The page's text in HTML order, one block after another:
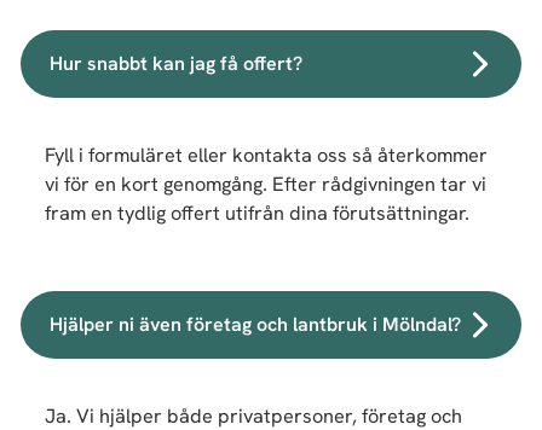
Hur snabbt kan jag få offert?
Fyll i formuläret eller kontakta oss så återkommer
vi för en kort genomgång. Efter rådgivningen tar vi
fram en tydlig offert utifrån dina förutsättningar.
Hjälper ni även företag och lantbruk i Mölndal?
Ja. Vi hjälper både privatpersoner, företag och